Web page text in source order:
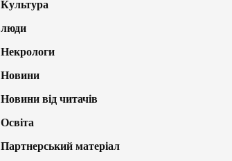
Культура
люди
Некрологи
Новини
Новини від читачів
Освіта
Партнерський матеріал